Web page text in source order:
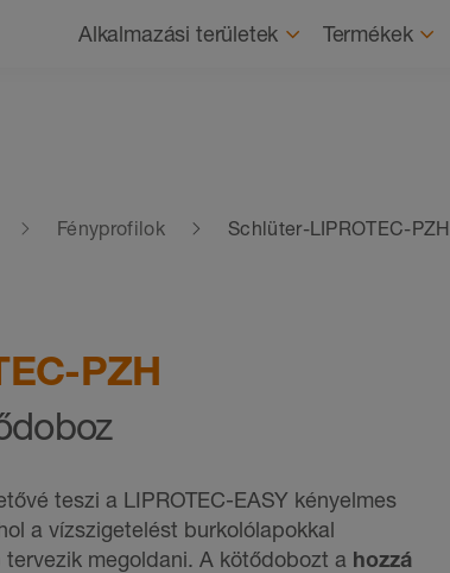
Alkalmazási területek Termékek
Fényprofilok Schlüter-LIPROTEC-PZH
PZH
teszi a LIPROTEC-EASY kényelmes
a vízszigetelést burkolólapokkal
tervezik megoldani. A kötődobozt a hozzá